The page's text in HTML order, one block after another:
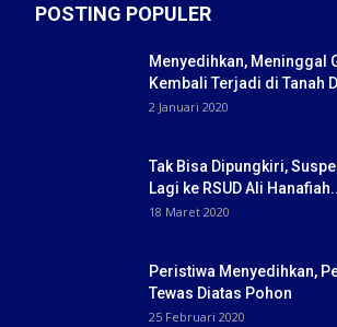
POSTING POPULER
Menyedihkan, Meninggal
Kembali Terjadi di Tanah
2 Januari 2020
Tak Bisa Dipungkiri,
Lagi ke RSUD Ali
18 Maret 2020
Peristiwa Menyedihkan,
Tewas Diatas Pohon
25 Februari 2020